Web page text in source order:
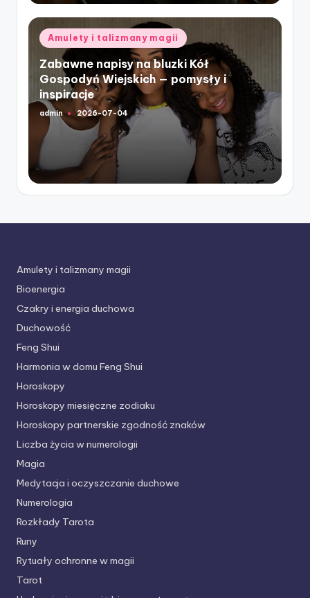
Posted
in
Amulety i talizmany magii
Zabawne napisy na bluzki Kół
Gospodyń Wiejskich — pomysły i
inspiracje
Posted
admin 2026-07-04
Amulety i talizmany magii
Bioenergia
Czakry i energia duchowa
Duchowość
Feng Shui
Harmonia w domu Feng Shui
Horoskopy
Horoskopy miesięczne zodiaku
Horoskopy partnerskie zgodność znaków
Liczba życia w numerologii
Magia
Medytacja i oczyszczanie duchowe
Numerologia
Rozkłady Tarota
Runy
Rytuały ochronne w magii
Tarot